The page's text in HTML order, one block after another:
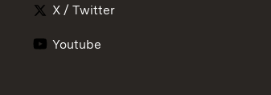
X / Twitter
Youtube